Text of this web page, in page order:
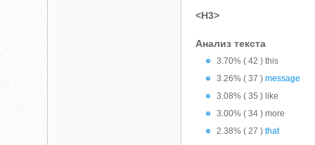
<H3>
Анализ текста
3.70% ( 42 ) this
3.26% ( 37 )message
3.08% ( 35 ) like
3.00% ( 34 ) more
2.38% ( 27 )that